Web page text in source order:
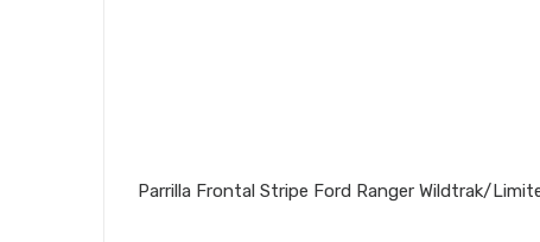
Parrilla Frontal Stripe Ford Ranger Wildtrak/